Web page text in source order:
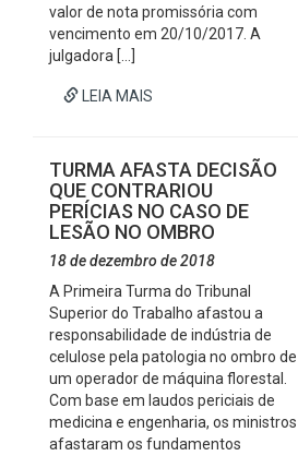
valor de nota promissória com
vencimento em 20/10/2017. A
julgadora […]
LEIA MAIS
TURMA AFASTA DECISÃO
QUE CONTRARIOU
PERÍCIAS NO CASO DE
LESÃO NO OMBRO
18 de dezembro de 2018
A Primeira Turma do Tribunal
Superior do Trabalho afastou a
responsabilidade de indústria de
celulose pela patologia no ombro de
um operador de máquina florestal.
Com base em laudos periciais de
medicina e engenharia, os ministros
afastaram os fundamentos